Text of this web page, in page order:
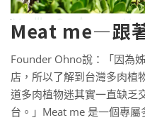
Meat me—跟
Founder Ohno說：「因為
店，所以了解到台灣多肉植
道多肉植物迷其實一直缺乏
台。」Meat me 是一個專屬